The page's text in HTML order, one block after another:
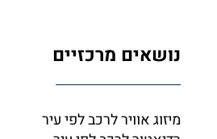
נושאים מרכזיים
מיזוג אוויר לרכב לפי עיר